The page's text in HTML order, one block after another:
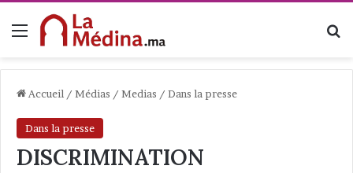
Menu
Accueil / Médias / Medias / Dans la presse
Dans la presse
DISCRIMINATION